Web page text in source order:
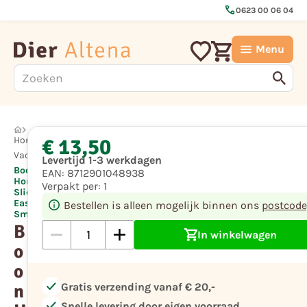
call0623 00 06 04
Menu
Hond
Vachtverzorging
Boon
Hondenborstel
Slicker Soft
Easy Clean
Small
B
o
o
n
€ 13,50
Levertijd 1-3 werkdagen
EAN: 8712901048938
Verpakt per: 1
Bestellen is alleen mogelijk binnen ons
In winkelwagen
check Gratis verzending vanaf € 20,-